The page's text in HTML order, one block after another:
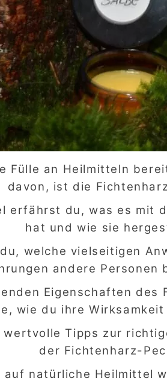
Fülle an Heilmitteln
davon, ist die
erfährst du, was es mit
hat und wie sie
welche vielseitigen
andere
Eigenschaften des
wie du ihre
Tipps zur
der Fichtenharz-
auf natürliche Heilmittel